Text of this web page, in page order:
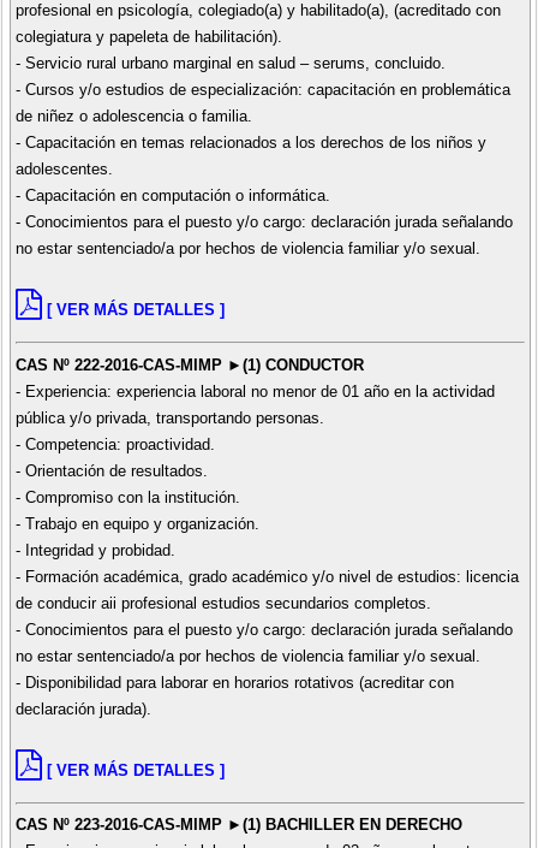
profesional en psicología, colegiado(a) y habilitado(a), (acreditado con
colegiatura y papeleta de habilitación).
- Servicio rural urbano marginal en salud – serums, concluido.
- Cursos y/o estudios de especialización: capacitación en problemática
de niñez o adolescencia o familia.
- Capacitación en temas relacionados a los derechos de los niños y
adolescentes.
- Capacitación en computación o informática.
- Conocimientos para el puesto y/o cargo: declaración jurada señalando
no estar sentenciado/a por hechos de violencia familiar y/o sexual.
[ VER MÁS DETALLES ]
CAS Nº 222-2016-CAS-MIMP ►(1) CONDUCTOR
- Experiencia: experiencia laboral no menor de 01 año en la actividad
pública y/o privada, transportando personas.
- Competencia: proactividad.
- Orientación de resultados.
- Compromiso con la institución.
- Trabajo en equipo y organización.
- Integridad y probidad.
- Formación académica, grado académico y/o nivel de estudios: licencia
de conducir aii profesional estudios secundarios completos.
- Conocimientos para el puesto y/o cargo: declaración jurada señalando
no estar sentenciado/a por hechos de violencia familiar y/o sexual.
- Disponibilidad para laborar en horarios rotativos (acreditar con
declaración jurada).
[ VER MÁS DETALLES ]
CAS Nº 223-2016-CAS-MIMP ►(1) BACHILLER EN DERECHO